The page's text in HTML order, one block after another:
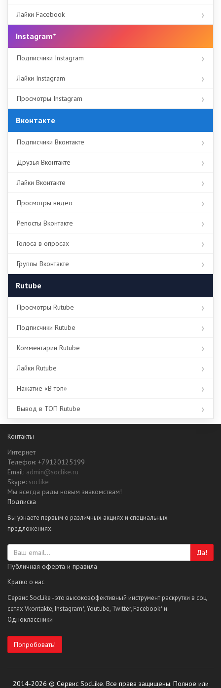
Лайки Facebook
Instagram*
Подписчики Instagram
Лайки Instagram
Просмотры Instagram
Вконтакте
Подписчики Вконтакте
Друзья Вконтакте
Лайки Вконтакте
Просмотры видео
Репосты Вконтакте
Голоса в опросах
Группы Вконтакте
Rutube
Просмотры Rutube
Подписчики Rutube
Комментарии Rutube
Лайки Rutube
Нажатие «В топ»
Вывод в ТОП Rutube
Контакты
Интернет
Телефон: +79120125199
Email: admin@soclike.ru
Skype: soclike
Мы всегда рады новым знакомствам!
Подписка
Вы узнаете первым о различных акциях и специальных
предложениях.
Да!
Публичная оферта и правила
Кратко о нас
Сервис SocLike - это высокоэффективный инструмент раскрутки в соц
сетях Vkontakte, Instagram*, Youtube, Twitter, Facebook* и
Одноклассники
Попробовать!
2014-2026 © Сервис SocLike. Все права защищены. Полное или